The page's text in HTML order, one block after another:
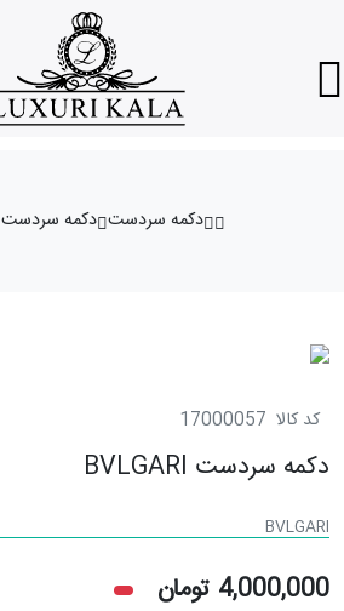
دکمه سردست دکمه سردست BVLGARI
کد کالا 17000057
دکمه سردست BVLGARI
BVLGARI
4,000,000 تومان